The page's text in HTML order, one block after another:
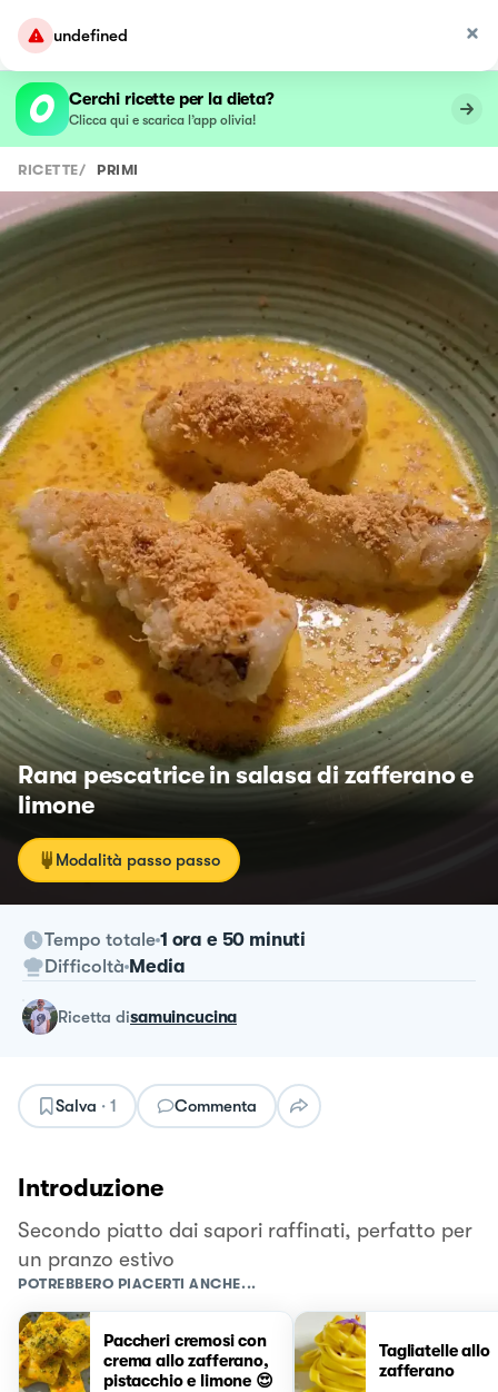
undefined
Cerchi ricette per la dieta?
Clicca qui e scarica l’app olivia!
RICETTE/ PRIMI
Rana pescatrice in salasa di zafferano e
limone
Modalità passo passo
Tempo totale 1 ora e 50 minuti
Difficoltà Media
ricetta disamuincucina
Salva · 1 Commenta
Introduzione
Secondo piatto dai sapori raffinati, perfatto per
un pranzo estivo
POTREBBERO PIACERTI ANCHE...
Paccheri cremosi con
crema allo zafferano,
pistacchio e limone 😍
Tagliatelle allo
zafferano